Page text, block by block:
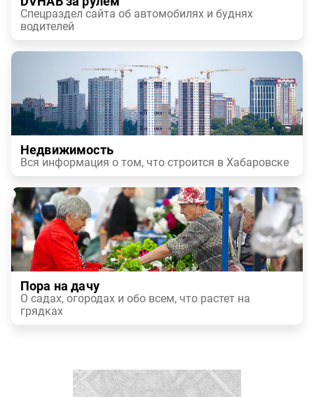
Спецраздел сайта об автомобилях и буднях
водителей
Недвижимость
Вся информация о том, что строится в Хабаровске
Пора на дачу
О садах, огородах и обо всем, что растет на
грядках